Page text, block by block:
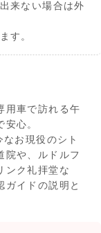
来ない場合は外
す。
用車で訪れる午
心。
お現役のシト
院や、ルドルフ
ンク礼拝堂な
ガイドの説明と